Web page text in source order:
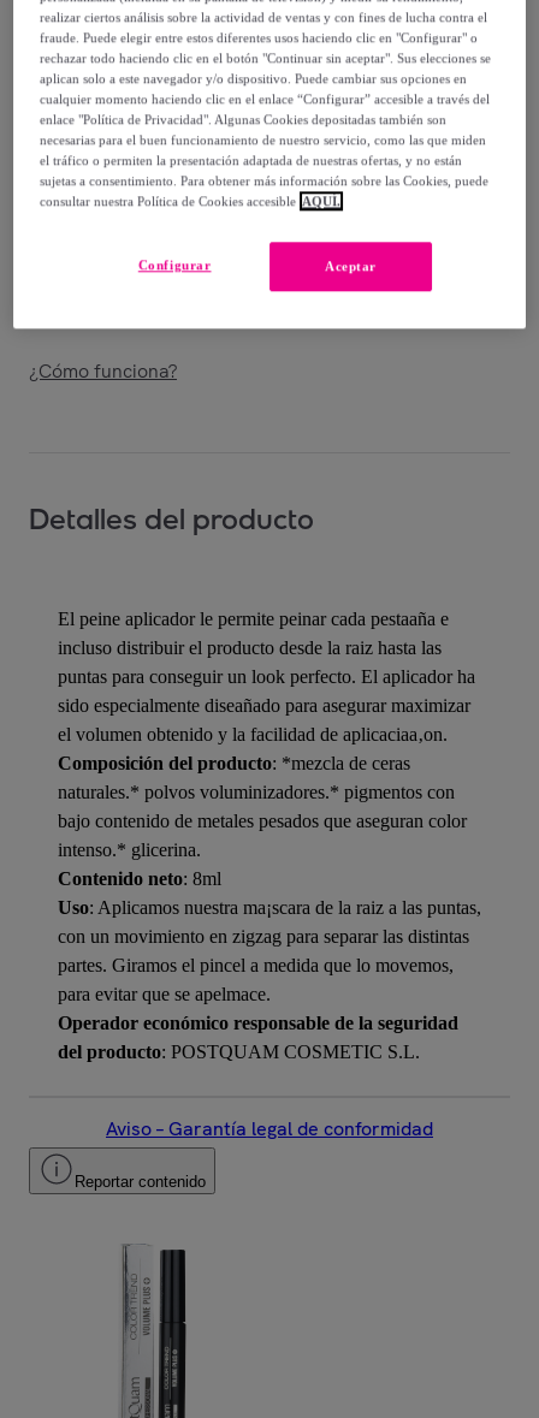
Vendido porPostquam Cosmetic
Entrega
Entrega desde3,99 €
Gratis desde 39,99 € de compra
¿Cómo funciona?
Detalles del producto
El peine aplicador le permite peinar cada pestaaña e
incluso distribuir el producto desde la raiz hasta las
puntas para conseguir un look perfecto. El aplicador ha
sido especialmente diseañado para asegurar maximizar
el volumen obtenido y la facilidad de aplicaciaa‚on.
Composición del producto: *mezcla de ceras
naturales.* polvos voluminizadores.* pigmentos con
bajo contenido de metales pesados que aseguran color
intenso.* glicerina.
Contenido neto: 8ml
Uso: Aplicamos nuestra ma¡scara de la raiz a las puntas,
con un movimiento en zigzag para separar las distintas
partes. Giramos el pincel a medida que lo movemos,
para evitar que se apelmace.
Operador económico responsable de la seguridad
del producto: POSTQUAM COSMETIC S.L.
Aviso – Garantía legal de conformidad
Reportar contenido
realizar ciertos análisis sobre la actividad de ventas y con fines de lucha contra el
fraude. Puede elegir entre estos diferentes usos haciendo clic en "Configurar" o
rechazar todo haciendo clic en el botón "Continuar sin aceptar". Sus elecciones se
aplican solo a este navegador y/o dispositivo. Puede cambiar sus opciones en
cualquier momento haciendo clic en el enlace “Configurar” accesible a través del
enlace "Política de Privacidad". Algunas Cookies depositadas también son
necesarias para el buen funcionamiento de nuestro servicio, como las que miden
el tráfico o permiten la presentación adaptada de nuestras ofertas, y no están
sujetas a consentimiento. Para obtener más información sobre las Cookies, puede
consultar nuestra Política de Cookies accesible AQUÍ.
Aceptar
Configurar